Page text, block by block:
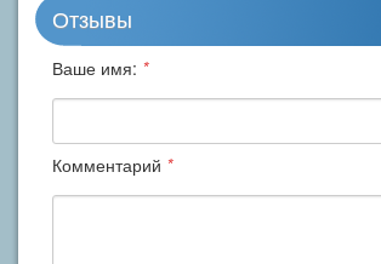
Отзывы
Ваше имя: *
Комментарий *